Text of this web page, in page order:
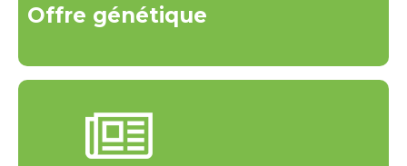
Offre génétique